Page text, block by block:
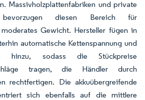
Massivholzplattenfabriken und private
bevorzugen diesen Bereich für
Gewicht. Hersteller fügen in
automatische Kettenspannung und
hinzu, sodass die Stückpreise
tragen, die Händler durch
rechtfertigen. Die akkuübergreifende
sich ebenfalls auf die mittlere